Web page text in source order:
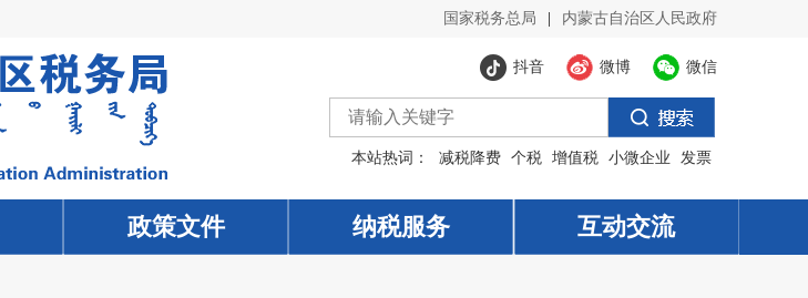
国家税务总局 内蒙古自治区人民政府
微信
微博
抖音
本站热词： 减税降费 个税 增值税 小微企业 发票
政策文件 纳税服务 互动交流
政策文件 纳税服务 互动交流